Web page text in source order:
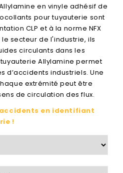
en vinyle adhésif de
pour tuyauterie sont
CLP et à la norme NFX
secteur de l'industrie, ils
circulants dans les
Allylamine permet
d’accidents industriels. Une
extrémité peut être
de circulation des flux.
en identifiant
!